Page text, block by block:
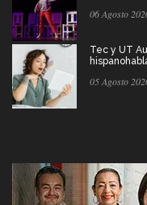
06 Agosto
Tec y UT
05 Agosto